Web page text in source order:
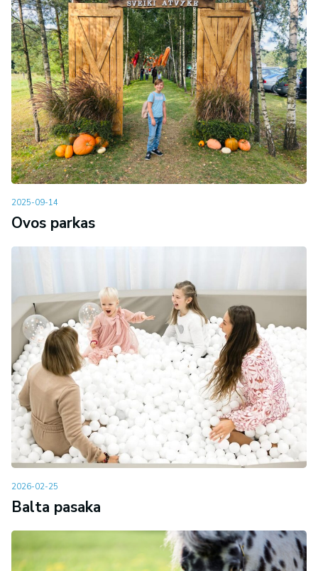
2025-09-14
Ovos parkas
2026-02-25
Balta pasaka